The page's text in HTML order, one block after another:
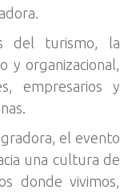
del turismo, la
y organizacional,
empresarios y
el evento
una cultura de
donde vivimos,